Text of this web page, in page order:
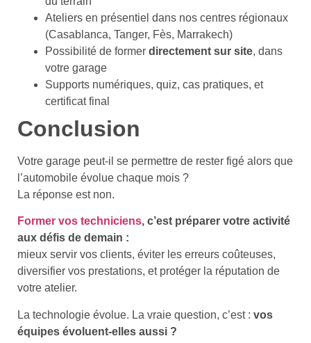
Ateliers en présentiel dans nos centres régionaux
(Casablanca, Tanger, Fès, Marrakech)
Possibilité de former directement sur site, dans
votre garage
Supports numériques, quiz, cas pratiques, et
certificat final
Conclusion
Votre garage peut-il se permettre de rester figé alors que
l’automobile évolue chaque mois ?
La réponse est non.
Former vos techniciens, c’est préparer votre activité
aux défis de demain :
mieux servir vos clients, éviter les erreurs coûteuses,
diversifier vos prestations, et protéger la réputation de
votre atelier.
La technologie évolue. La vraie question, c’est : vos
équipes évoluent-elles aussi ?